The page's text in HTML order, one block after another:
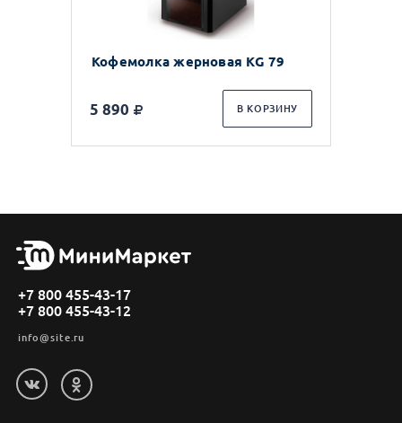
Кофемолка жерновая KG 79
5 890 В КОРЗИНУ
info@site.ru
+7 800 455-43-17
+7 800 455-43-12